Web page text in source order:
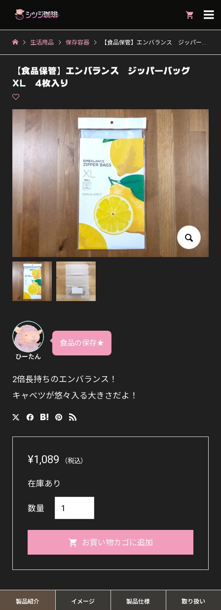

生活用品 保存容器 【食品保管】エンバランス ジッパーバッグ XL 4枚入り
【食品保管】エンバランス ジッパーバッグ
XL 4枚入り
ひーたん
食品の保存★
2倍長持ちのエンバランス！
キャベツが悠々入る大きさだよ！
¥1,089 （税込）
在庫あり
数量
【食
品
管】
エ
お買い物カゴに追加
製品紹介 イメージ 製品仕様 取り扱い